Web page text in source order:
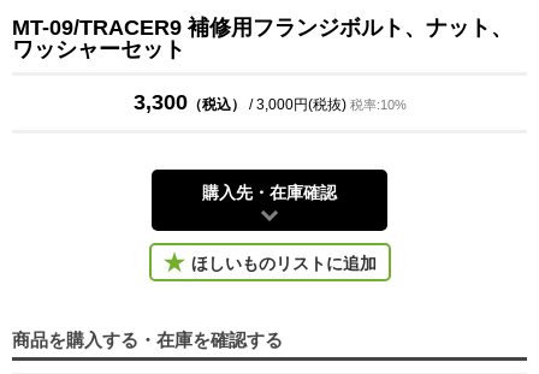
MT-09/TRACER9 補修用フランジボルト、ナット、
ワッシャーセット
3,300（税込） / 3,000円(税抜) 税率:10%
購入先・在庫確認
ほしいものリストに追加
商品を購入する・在庫を確認する